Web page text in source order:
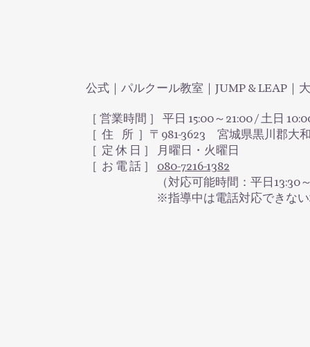
公式｜パルクール教室｜JUMP & LEAP｜
［ 営業時間 ］ 平日 15:00～21:00 / 土日
［ 住 所 ］〒981-3623 宮城県黒川郡大
​［ 定 休 日 ］ 月曜日・火曜日
［ お 電 話 ］ 080-7216-1382
（対応可能時間：平日13:30～
※指導中は電話対応できない場合